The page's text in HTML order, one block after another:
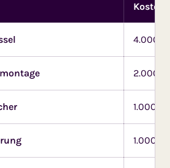
Kosten
4.000 –
2.000 –
1.000 –
1.000 –